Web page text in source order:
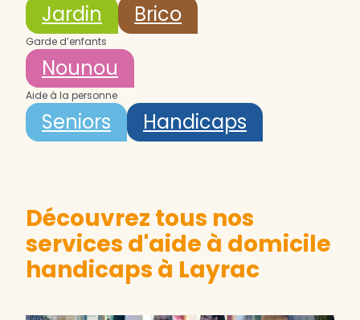
Jardin
Brico
Garde d’enfants
Nounou
Aide à la personne
Seniors Handicaps
Découvrez tous nos
services d'aide à domicile
handicaps à Layrac